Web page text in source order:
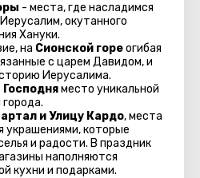
- места, где насладимся
окутанного
Хануки.
на Сионской гореогибая
с царем Давидом, и
Иерусалима.
место уникальной
и Улицу Кардо, места
украшениями, которые
и радости. В праздник
наполняются
кухни и подарками.